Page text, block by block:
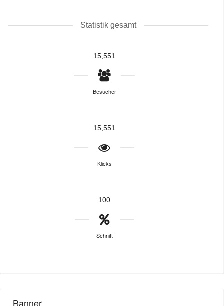
Statistik gesamt
15,551
Besucher
15,551
Klicks
100
Schnitt
Banner